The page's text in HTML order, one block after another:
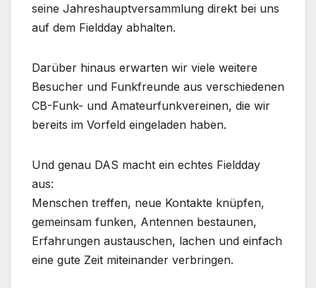
seine Jahreshauptversammlung direkt bei uns
auf dem Fieldday abhalten.
Darüber hinaus erwarten wir viele weitere
Besucher und Funkfreunde aus verschiedenen
CB-Funk- und Amateurfunkvereinen, die wir
bereits im Vorfeld eingeladen haben.
Und genau DAS macht ein echtes Fieldday
aus:
Menschen treffen, neue Kontakte knüpfen,
gemeinsam funken, Antennen bestaunen,
Erfahrungen austauschen, lachen und einfach
eine gute Zeit miteinander verbringen.